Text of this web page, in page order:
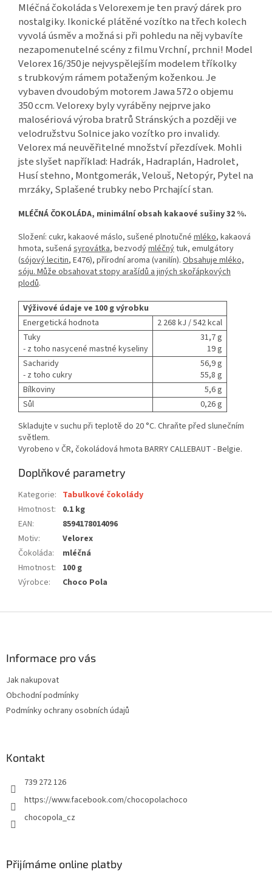
Mléčná čokoláda s Velorexem je ten pravý dárek pro
nostalgiky. Ikonické plátěné vozítko na třech kolech
vyvolá úsměv a možná si při pohledu na něj vybavíte
nezapomenutelné scény z filmu Vrchní, prchni! Model
Velorex 16/350 je nejvyspělejším modelem tříkolky
s trubkovým rámem potaženým koženkou. Je
vybaven dvoudobým motorem Jawa 572 o objemu
350 ccm. Velorexy byly vyráběny nejprve jako
malosériová výroba bratrů Stránských a později ve
velodružstvu Solnice jako vozítko pro invalidy.
Velorex má neuvěřitelné množství přezdívek. Mohli
jste slyšet například: Hadrák, Hadraplán, Hadrolet,
Husí stehno, Montgomerák, Velouš, Netopýr, Pytel na
mrzáky, Splašené trubky nebo Prchající stan.
MLÉČNÁ ČOKOLÁDA, minimální obsah kakaové sušiny 32 %.
Složení: cukr, kakaové máslo, sušené plnotučné mléko, kakaová
hmota, sušená syrovátka, bezvodýmléčnýtuk, emulgátory
(sójový lecitin, E476), přírodní aroma (vanilín). Obsahuje mléko,
sóju. Může obsahovat stopy arašídů a jiných skořápkových
plodů.
Výživové údaje ve 100 g výrobku
Energetická hodnota
2 268 kJ / 542 kcal
Tuky
- z toho nasycené mastné kyseliny
31,7 g
19 g
Sacharidy
- z toho cukry
56,9 g
55,8 g
Bílkoviny
5,6 g
Sůl
0,26 g
Skladujte v suchu při teplotě do 20 °C. Chraňte před slunečním
světlem.
Vyrobeno v ČR, čokoládová hmota BARRY CALLEBAUT - Belgie.
Doplňkové parametry
Kategorie: Tabulkové čokolády
Hmotnost:
0.1 kg
EAN:
8594178014096
Motiv:
Velorex
Čokoláda:
mléčná
Hmotnost:
100 g
Výrobce: Choco Pola
Informace pro vás
Jak nakupovat
Obchodní podmínky
Podmínky ochrany osobních údajů
Kontakt
739 272 126
https://www.facebook.com/chocopolachoco
chocopola_cz
Přijímáme online platby